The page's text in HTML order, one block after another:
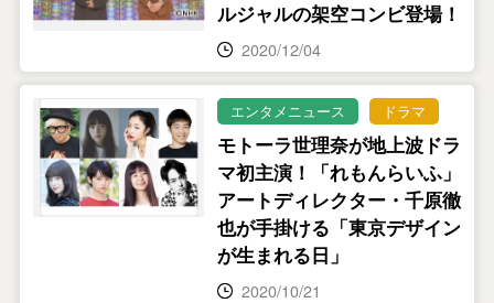
ルジャルの架空コンビ登場！
2020/12/04
エンタメニュース ドラマ
モトーラ世理奈が地上波ドラ
マ初主演！「れもんらいふ」
アートディレクター・千原徹
也が手掛ける「東京デザイン
が生まれる日」
2020/10/21